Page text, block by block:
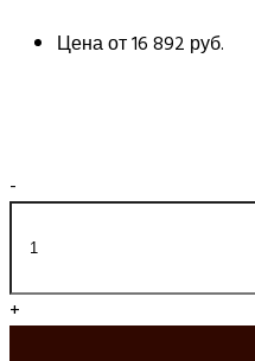
Цена от16 892 руб.
-
+